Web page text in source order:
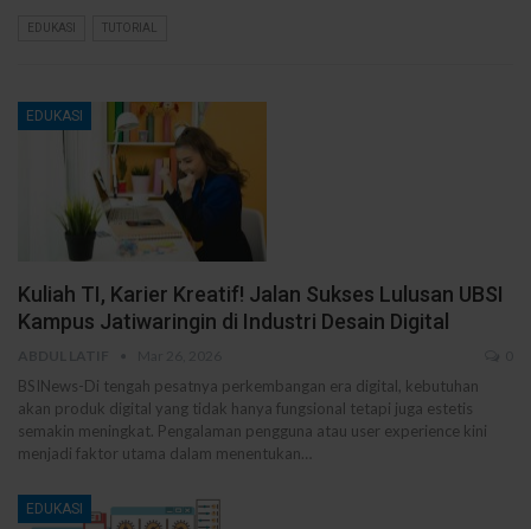
EDUKASI TUTORIAL
EDUKASI
Kuliah TI, Karier Kreatif! Jalan Sukses Lulusan UBSI
Kampus Jatiwaringin di Industri Desain Digital
BSINews-Di tengah pesatnya perkembangan era digital, kebutuhan
akan produk digital yang tidak hanya fungsional tetapi juga estetis
semakin meningkat. Pengalaman pengguna atau user experience kini
menjadi faktor utama dalam menentukan…
EDUKASI